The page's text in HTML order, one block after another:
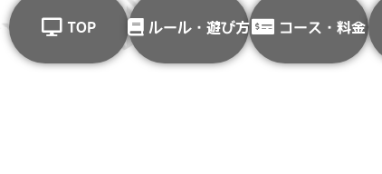
TOP ルール・遊び方 コース・料金